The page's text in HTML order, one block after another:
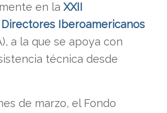
en la XXII
Iberoamericanos
a la que se apoya con
técnica desde
de marzo, el Fondo